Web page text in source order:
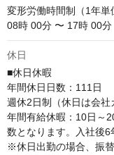
変形労働時間制（1年単
08時 00分 〜 17時 00分
休日
■休日休暇
年間休日日数：111日
週休2日制（休日は会社
年間有給休暇：10日～
数となります。入社後6
※休日出勤の場合、振